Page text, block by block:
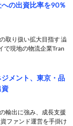
の出資比率を90％
取り扱い拡大目指す 澁
で現地の物流企業Tran
メント、東京・品
資
輸出に強み、成長支援
ファンド運営を手掛け